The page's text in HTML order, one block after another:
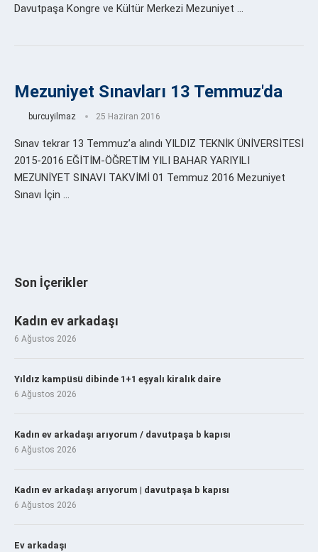
Davutpaşa Kongre ve Kültür Merkezi Mezuniyet …
Mezuniyet Sınavları 13 Temmuz'da
burcuyilmaz 25 Haziran 2016
Sınav tekrar 13 Temmuz’a alındı YILDIZ TEKNİK ÜNİVERSİTESİ
2015-2016 EĞİTİM-ÖĞRETİM YILI BAHAR YARIYILI
MEZUNİYET SINAVI TAKVİMİ 01 Temmuz 2016 Mezuniyet
Sınavı İçin …
Son İçerikler
Kadın ev arkadaşı
6 Ağustos 2026
Yıldız kampüsü dibinde 1+1 eşyalı kiralık daire
6 Ağustos 2026
Kadın ev arkadaşı arıyorum / davutpaşa b kapısı
6 Ağustos 2026
Kadın ev arkadaşı arıyorum | davutpaşa b kapısı
6 Ağustos 2026
Ev arkadaşı